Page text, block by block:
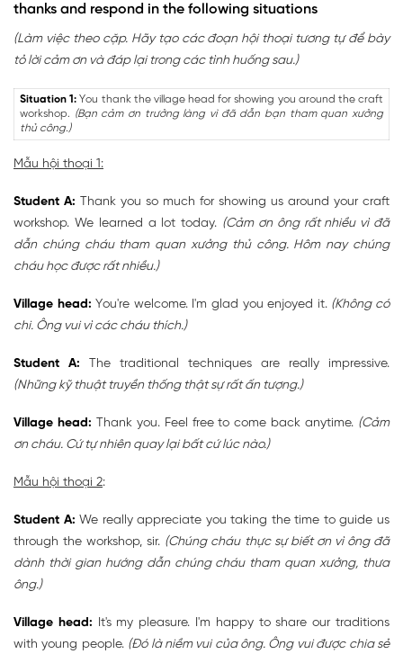
thanks and respond in the following situations
(Làm việc theo cặp. Hãy tạo các đoạn hội thoại tương tự để bày
tỏ lời cảm ơn và đáp lại trong các tình huống sau.)
Situation 1: You thank the village head for showing you around the craft
workshop. (Bạn cảm ơn trưởng làng vì đã dẫn bạn tham quan xưởng
thủ công.)
Mẫu hội thoại 1:
Student A: Thank you so much for showing us around your craft
workshop. We learned a lot today. (Cảm ơn ông rất nhiều vì đã
dẫn chúng cháu tham quan xưởng thủ công. Hôm nay chúng
cháu học được rất nhiều.)
Village head: You're welcome. I'm glad you enjoyed it. (Không có
chi. Ông vui vì các cháu thích.)
Student A: The traditional techniques are really impressive.
(Những kỹ thuật truyền thống thật sự rất ấn tượng.)
Village head: Thank you. Feel free to come back anytime. (Cảm
ơn cháu. Cứ tự nhiên quay lại bất cứ lúc nào.)
Mẫu hội thoại 2:
Student A: We really appreciate you taking the time to guide us
through the workshop, sir. (Chúng cháu thực sự biết ơn vì ông đã
dành thời gian hướng dẫn chúng cháu tham quan xưởng, thưa
ông.)
Village head: It's my pleasure. I'm happy to share our traditions
with young people. (Đó là niềm vui của ông. Ông vui được chia sẻ